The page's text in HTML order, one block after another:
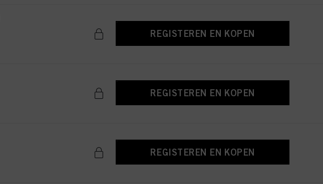
REGISTEREN EN KOPEN
REGISTEREN EN KOPEN
REGISTEREN EN KOPEN